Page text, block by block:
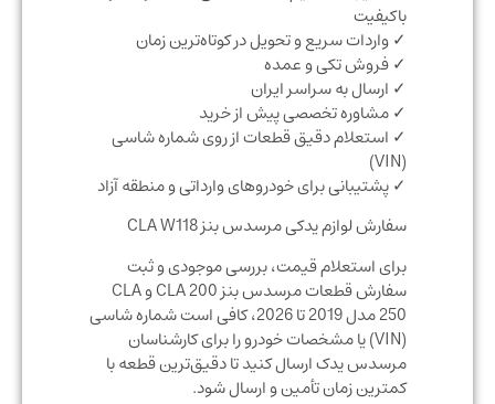
باکیفیت
✓ واردات سریع و تحویل در کوتاه‌ترین زمان
✓ فروش تکی و عمده
✓ ارسال به سراسر ایران
✓ مشاوره تخصصی پیش از خرید
✓ استعلام دقیق قطعات از روی شماره شاسی
✓ پشتیبانی برای خودروهای وارداتی و منطقه آزاد
سفارش لوازم یدکی مرسدس بنز CLA W118
برای استعلام قیمت، بررسی موجودی و ثبت
سفارش قطعات مرسدس بنز CLA 200 و CLA
250 مدل 2019 تا 2026، کافی است شماره شاسی
(VIN) یا مشخصات خودرو را برای کارشناسان
مرسدس یدک ارسال کنید تا دقیق‌ترین قطعه با
کمترین زمان تأمین و ارسال شود.